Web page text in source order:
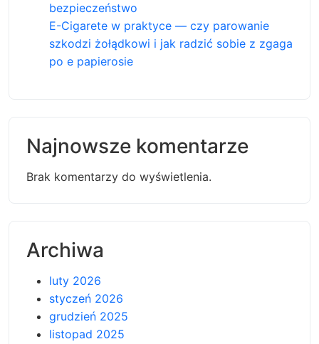
bezpieczeństwo
E-Cigarete w praktyce — czy parowanie
szkodzi żołądkowi i jak radzić sobie z zgaga
po e papierosie
Najnowsze komentarze
Brak komentarzy do wyświetlenia.
Archiwa
luty 2026
styczeń 2026
grudzień 2025
listopad 2025